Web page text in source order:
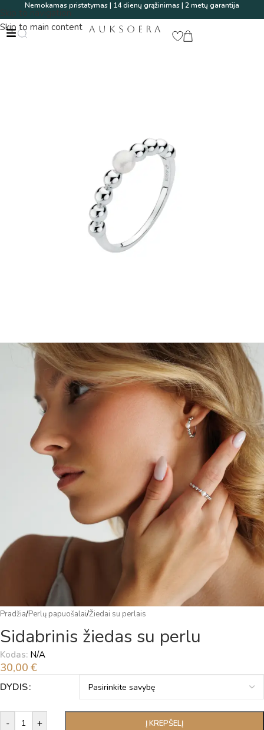
Skip to navigation
Skip to main content
Nemokamas pristatymas | 14 dienų grąžinimas | 2 metų garantija
AUKSOERA
Pradžia/Perlų papuošalai/Žiedai su perlais
Sidabrinis žiedas su perlu
Kodas: N/A
30,00 €
DYDIS
- + Į KREPŠELĮ
Alternative: